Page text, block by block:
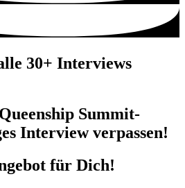
30+ Interviews
Summit-
Interview verpassen!
für Dich!